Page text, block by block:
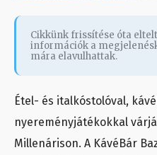
Cikkünk frissítése óta eltelt
információk a
mára elavulhattak.
Étel- és italkóstolóval,
nyereményjátékokkal
Millenárison. A KávéBár